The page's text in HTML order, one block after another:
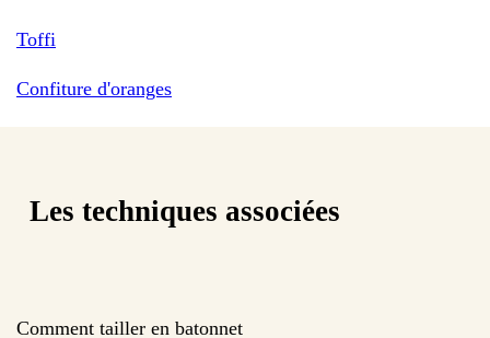
Toffi
Confiture d'oranges
Les techniques associées
Comment tailler en batonnet